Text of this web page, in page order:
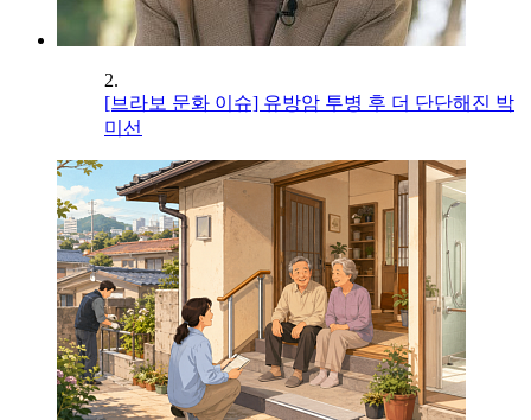
2.
[브라보 문화 이슈] 유방암 투병 후 더 단단해진 박
미선